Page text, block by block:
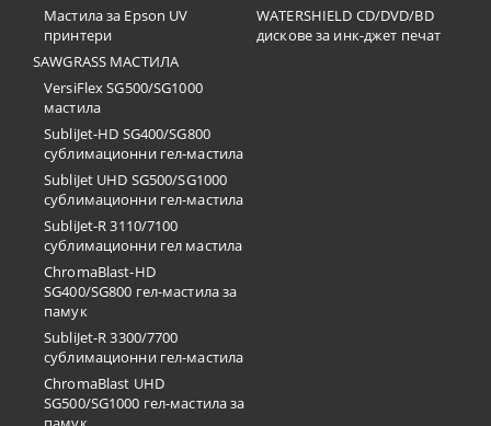
Мастила за Epson UV
принтери
SAWGRASS МАСТИЛА
VersiFlex SG500/SG1000
мастила
SubliJet-HD SG400/SG800
сублимационни гел-мастила
SubliJet UHD SG500/SG1000
сублимационни гел-мастила
SubliJet-R 3110/7100
сублимационни гел мастила
ChromaBlast-HD
SG400/SG800 гел-мастила за
памук
SubliJet-R 3300/7700
сублимационни гел-мастила
ChromaBlast UHD
SG500/SG1000 гел-мастила за
WATERSHIELD CD/DVD/BD
дискове за инк-джет печат